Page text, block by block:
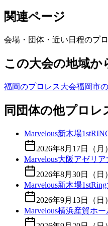
関連ページ
会場・団体・近い日程のプ
この大会の地域か
福岡のプロレス大会福岡市
同団体の他プロレ
Marvelous新木場
2026年8月17日（月）
Marvelous大阪アゼリ
2026年8月30日（日）
Marvelous新木場
2026年9月13日（日）
Marvelous横浜産貿ホ